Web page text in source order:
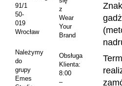
z
Wear
Your
Brand
Obsługa
Klienta:
8:00
–
91/1
50-
019
Wrocław
Należymy
do
grupy
Emes